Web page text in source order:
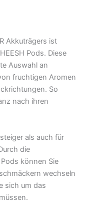
Akkuträgers ist
Pods. Diese
Auswahl an
fruchtigen Aromen
So
nach ihren
als auch für
die
können Sie
wechseln
sich um das